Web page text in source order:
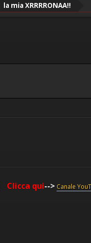
la mia XRRRRONAA!!
Clicca qui--> Canale